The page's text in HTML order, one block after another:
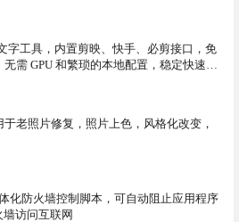
字工具，内置剪映、快手、必剪接口，免
需 GPU 和繁琐的本地配置，稳定快速且
于老照片修复，照片上色，风格化改变，
化防火墙控制脚本，可自动阻止应用程序
墙访问互联网